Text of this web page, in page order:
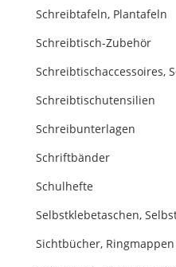
Schreibtafeln, Plantafeln
Schreibtisch-Zubehör
Schreibtischaccessoires,
Schreibtischutensilien
Schreibunterlagen
Schriftbänder
Schulhefte
Selbstklebetaschen,
Sichtbücher, Ringmappen